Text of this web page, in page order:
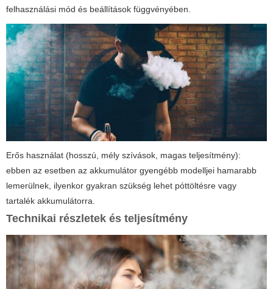
felhasználási mód és beállítások függvényében.
Erős használat (hosszú, mély szívások, magas teljesítmény):
ebben az esetben az akkumulátor gyengébb modelljei hamarabb
lemerülnek, ilyenkor gyakran szükség lehet póttöltésre vagy
tartalék akkumulátorra.
Technikai részletek és teljesítmény